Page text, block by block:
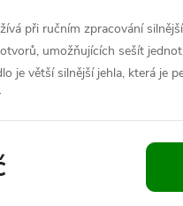
při ručním zpracování
umožňujících sešít
je větší silnější jehla, která je